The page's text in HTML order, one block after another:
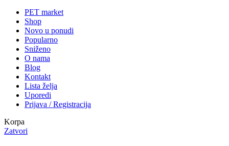
PET market
Shop
Novo u ponudi
Popularno
Sniženo
O nama
Blog
Kontakt
Lista želja
Uporedi
Prijava / Registracija
Korpa
Zatvori